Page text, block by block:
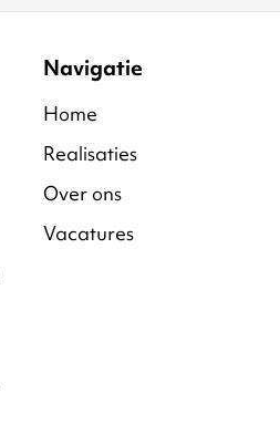
Navigatie
Home
Realisaties
Over ons
Vacatures